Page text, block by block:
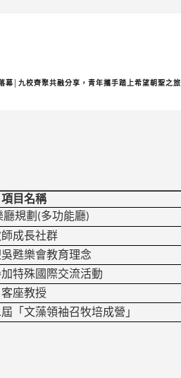
│九校齊聚共融分享，青年攜手踏上希望朝聖之旅
項目名稱
規劃 (多功能廳)
成長社群
甦樂會教育理念
特殊國際交流活動
客座教授
「文藻領袖召牧培成營」